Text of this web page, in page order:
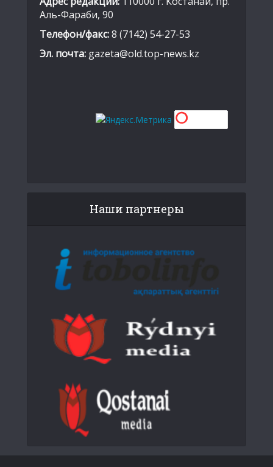
Аль-Фараби, 90
Телефон/факс:8 (7142) 54-27-53
Эл. почта: gazeta@old.top-news.kz
Наши партнеры